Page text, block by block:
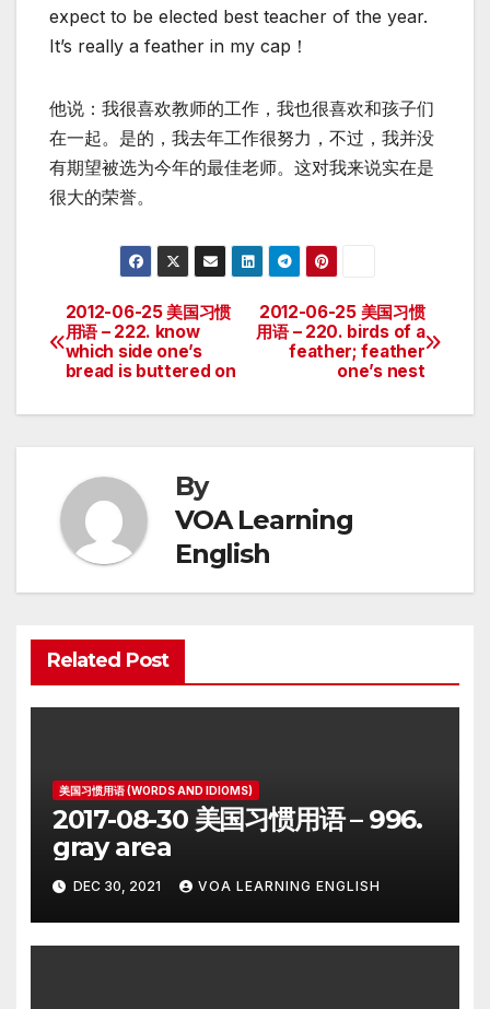
expect to be elected best teacher of the year.
It’s really a feather in my cap！
他说：我很喜欢教师的工作，我也很喜欢和孩子们
在一起。是的，我去年工作很努力，不过，我并没
有期望被选为今年的最佳老师。这对我来说实在是
很大的荣誉。
Post
navigation
2012-06-25 美国习惯
用语 – 220. birds of a
feather; feather
one’s nest
2012-06-25 美国习惯
用语 – 222. know
which side one’s
bread is buttered on
By
VOA Learning
English
Related Post
美国习惯用语 (WORDS AND IDIOMS)
2017-08-30 美国习惯用语 – 996.
gray area
DEC 30, 2021 VOA LEARNING ENGLISH